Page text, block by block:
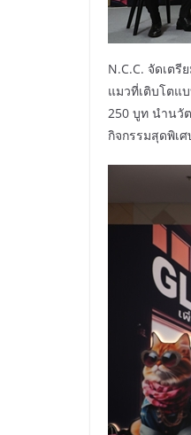
N.C.C. จัดเต
แมวที่เติบโตแ
250 บูท นำนวั
กิจกรรมสุดพิเ